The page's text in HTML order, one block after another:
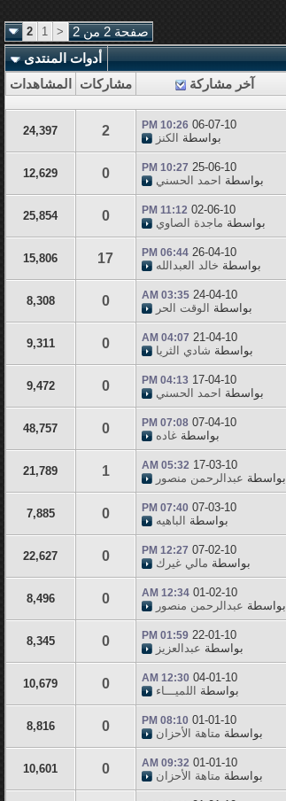
صفحة 2 من 2 <
1
2
أدوات المنتدى
آخر مشاركة مشاركات المشاهدات
06-07-10
10:26 PM
بواسطة الكنز 2
24,397
25-06-10
10:27 PM
بواسطة احمد الحسني 0
12,629
02-06-10
11:12 PM
بواسطة ماجدة الصاوي 0
25,854
26-04-10
06:44 PM
بواسطة خالد العبدالله 17
15,806
24-04-10
03:35 AM
بواسطة الوقت الحر 0
8,308
21-04-10
04:07 AM
بواسطة شادي الثريا 0
9,311
17-04-10
04:13 PM
بواسطة احمد الحسني 0
9,472
07-04-10
07:08 PM
بواسطة غاده 0
48,757
17-03-10
05:32 AM
بواسطة عبدالرحمن منصور 1
21,789
07-03-10
07:40 PM
بواسطة الباهيه 0
7,885
07-02-10
12:27 PM
بواسطة مالي غيرك 0
22,627
01-02-10
12:34 AM
بواسطة عبدالرحمن منصور 0
8,496
22-01-10
01:59 PM
بواسطة عبدالعزيز 0
8,345
04-01-10
12:30 AM
بواسطة اللميـــاء 0
10,679
01-01-10
08:10 PM
بواسطة متاهة الأحزان 0
8,816
01-01-10
09:32 AM
بواسطة متاهة الأحزان 0
10,601